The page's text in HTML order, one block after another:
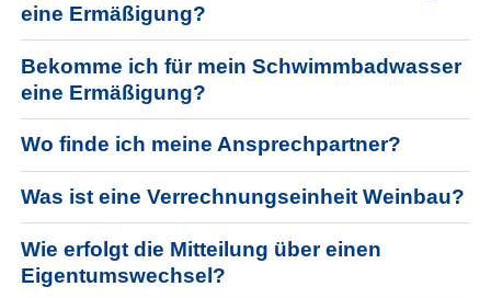
Kläranlagenführungen
FAQs - Abwassergebühren
FAQs - Häufig gestellte Fragen
Kontaktformular
Virtuelle Poststelle
eine Ermäßigung?
Bekomme ich für mein Schwimmbadwasser
eine Ermäßigung?
Wo finde ich meine Ansprechpartner?
Was ist eine Verrechnungseinheit Weinbau?
Wie erfolgt die Mitteilung über einen
Eigentumswechsel?